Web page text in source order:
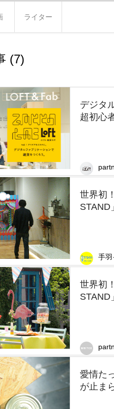
ライター
(7)
デジタ
超初心
世界初
STAND
手羽
世界初
STAND
愛情た
が止ま